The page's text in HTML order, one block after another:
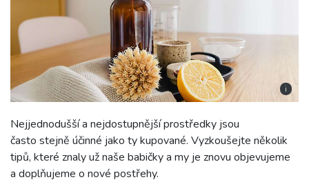
i
Nejjednodušší a nejdostupnější prostředky jsou
často stejně účinné jako ty kupované. Vyzkoušejte několik
tipů, které znaly už naše babičky a my je znovu objevujeme
a doplňujeme o nové postřehy.